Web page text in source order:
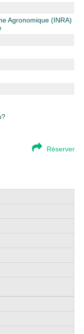
Agronomique (INRA)
Réserver